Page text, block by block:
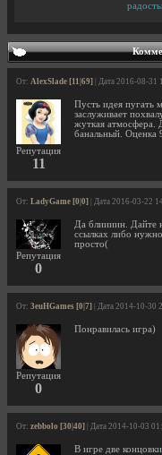
От: AlexSlade [11|69] | Дата 2016-08-31
Репутация
11
Пусть идея пугать
заслуживает
жуткая атмосфера.
банальный. Оценка
От: LadyGame [0|0] | Дата 2016-03-22
Репутация
0
Да блиииин. Дайте
ссылках либо
просто(
От: 3euHGames [0|7] | Дата 2014-10-30
Репутация
0
Понравилась игра)
От: zebbolo [30|40] | Дата 2014-10-03
В игре две концовки